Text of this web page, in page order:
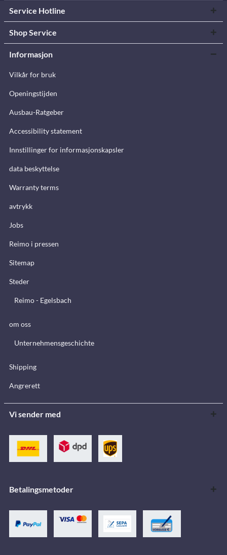
Service Hotline
Shop Service
Informasjon
Vilkår for bruk
Openingstijden
Ausbau-Ratgeber
Accessibility statement
Innstillinger for informasjonskapsler
data beskyttelse
Warranty terms
avtrykk
Jobs
Reimo i pressen
Sitemap
Steder
Reimo - Egelsbach
om oss
Unternehmensgeschichte
Shipping
Angrerett
Vi sender med
Betalingsmetoder